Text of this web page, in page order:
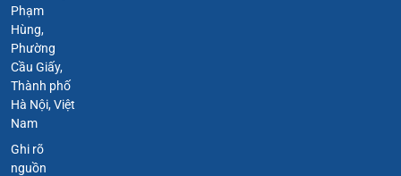
Phạm
Hùng,
Phường
Cầu Giấy,
Thành phố
Hà Nội, Việt
Nam
Ghi rõ
nguồn